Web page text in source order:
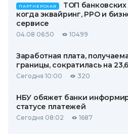
ПАРТНЕРСКАЯ
ТОП
когда эквайринг, РРО и
сервисе
04.08 06:50 10499
Заработная плата,
границы, сократилась на
Сегодня 10:00 320
НБУ обяжет банки
статусе платежей
Сегодня 08:02 1687